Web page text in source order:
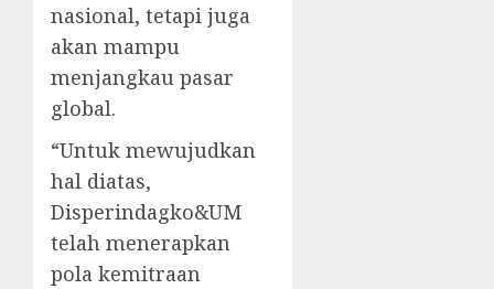
nasional, tetapi juga
akan mampu
menjangkau pasar
global.
“Untuk mewujudkan
hal diatas,
Disperindagko&UM
telah menerapkan
pola kemitraan